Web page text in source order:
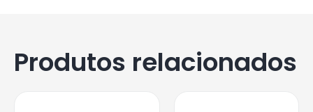
Produtos relacionados